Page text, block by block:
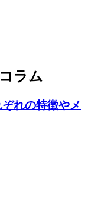
ラム
れの特徴やメ